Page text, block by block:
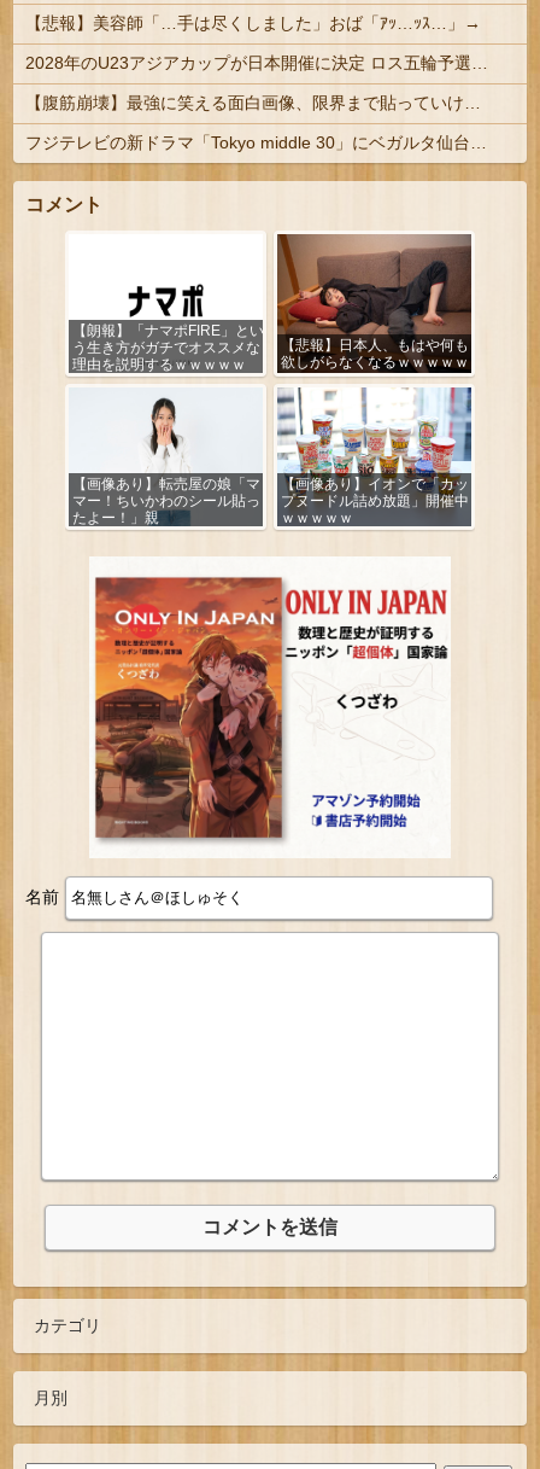
【悲報】美容師「…手は尽くしました」おば「ｱｯ…ｯｽ…」→
コメント
【朗報】「ナマポFIRE」とい
う生き方がガチでオススメな
理由を説明するｗｗｗｗｗ
【悲報】日本人、もはや何も
欲しがらなくなるｗｗｗｗｗ
【画像あり】転売屋の娘「マ
マー！ちいかわのシール貼っ
たよー！」親
「！！！！！！」
【画像あり】イオンで「カッ
プヌードル詰め放題」開催中
ｗｗｗｗｗ
名前